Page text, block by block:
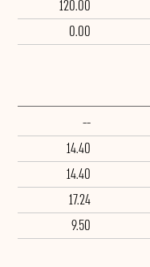
120.00
0.00
--
14.40
14.40
17.24
9.50